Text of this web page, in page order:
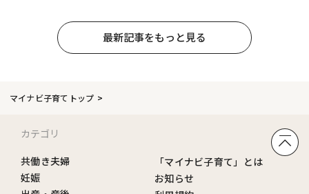
最新記事をもっと見る
マイナビ子育てトップ
カテゴリ
共働き夫婦
妊娠
「マイナビ子育て」とは
お知らせ